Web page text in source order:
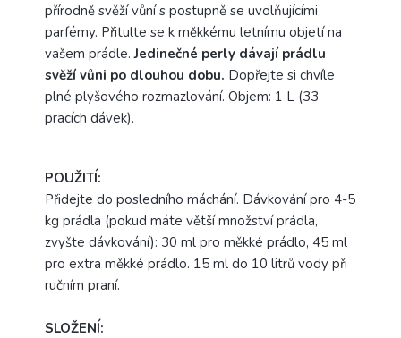
přírodně svěží vůní s postupně se uvolňujícími
parfémy. Přitulte se k měkkému letnímu objetí na
vašem prádle.Jedinečné perly dávají prádlu
svěží vůni po dlouhou dobu. Dopřejte si chvíle
plné plyšového rozmazlování. Objem: 1 L (33
pracích dávek).
POUŽITÍ:
Přidejte do posledního máchání. Dávkování pro 4-5
kg prádla (pokud máte větší množství prádla,
zvyšte dávkování): 30 ml pro měkké prádlo, 45 ml
pro extra měkké prádlo. 15 ml do 10 litrů vody při
ručním praní.
SLOŽENÍ: